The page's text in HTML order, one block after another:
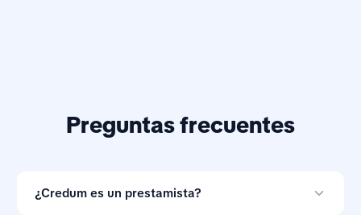
Preguntas frecuentes
¿Credum es un prestamista?